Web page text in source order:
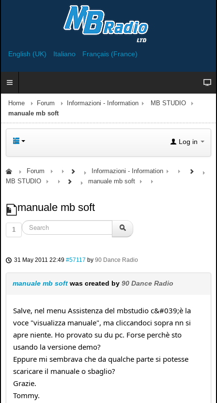
English (UK) Italiano Français (France)
Home Forum Informazioni - Information
MB STUDIO
manuale mb soft
Log in
Forum
Informazioni - Information
MB STUDIO
manuale mb soft
manuale mb soft
1
31 May 2011 22:49 #57117 by 90 Dance Radio
manuale mb soft was created by 90 Dance Radio
Salve, nel menu Assistenza del mbstudio c&#039;è la
voce "visualizza manuale", ma cliccandoci sopra nn si
apre niente. Ho provato su du pc. Forse perchè sto
usando la versione demo?
Eppure mi sembrava che da qualche parte si potesse
scaricare il manuale o sbaglio?
Grazie.
Tommy.